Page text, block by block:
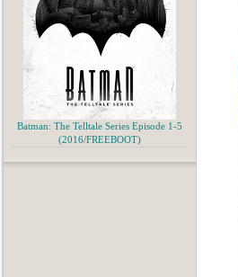
Batman: The Telltale Series Episode 1-5
(2016/FREEBOOT)